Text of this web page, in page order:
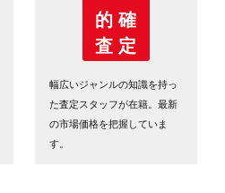
的 確
査 定
幅広いジャンルの知識を持っ
た査定スタッフが在籍。最新
の市場価格を把握していま
す。